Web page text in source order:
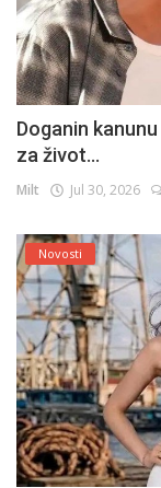
Doganin
za život...
Milt Jul 30, 2026
Novosti